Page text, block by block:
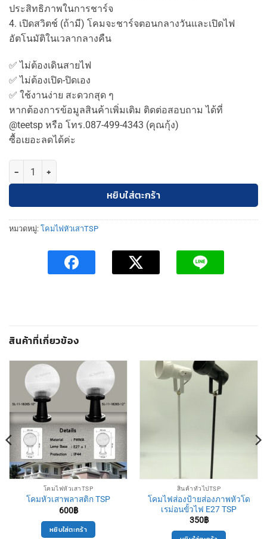
ประสิทธิภาพในการชาร์จ
4. เปิดสวิตช์ (ถ้ามี) โคมจะชาร์จตอนกลางวันและเปิดไฟ
อัตโนมัติในเวลากลางคืน
✅ ไม่ต้องเดินสายไฟ
✅ ไม่ต้องเปิด-ปิดเอง
✅ ใช้งานง่าย สะดวกสุด ๆ
หากต้องการข้อมูลสินค้าเพิ่มเติม ติดต่อสอบถาม ได้ที่
@teetsp หรือ โทร.087-499-4343 (คุณกุ้ง)
ซื้อเยอะลดได้ค่ะ
จำนวน โคมไฟหัวเสาทรงโมเดิร์นสว่างแรง8000Wโซล่าเซลล์TSPMR-
หยิบใส่ตะกร้า
หมวดหมู่: โคมไฟหัวเสาTSP
สินค้าที่เกี่ยวข้อง
โคมไฟหัวเสาTSP
โคมหัวเสาพลาสติก TSP
600฿
หยิบใส่ตะกร้า
สินค้าทั่วไปTSP
โคมไฟส่องป้ายส่องภาพหัวโด
เรม่อนขั้วไฟ E27 TSP
350฿